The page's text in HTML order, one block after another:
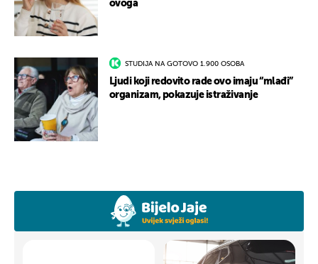
ovoga
STUDIJA NA GOTOVO 1.900 OSOBA
Ljudi koji redovito rade ovo imaju “mlađi”
organizam, pokazuje istraživanje